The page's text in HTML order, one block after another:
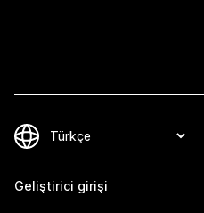
Geliştirici girişi